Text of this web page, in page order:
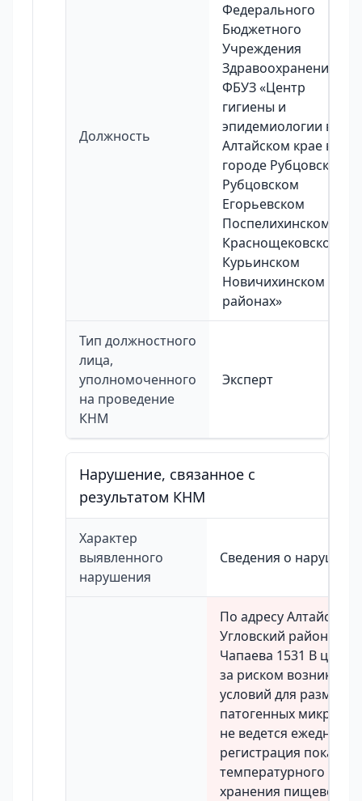
Должность
Федерального
Бюджетного
Учреждения
Здравоохранения
ФБУЗ «Центр
гигиены и
эпидемиологии в
Алтайском крае в
городе Рубцовске
Рубцовском
Егорьевском
Поспелихинском
Краснощековском
Курьинском
Новичихинском
районах»
Тип должностного
лица,
уполномоченного
на проведение
КНМ
Эксперт
Нарушение, связанное с
результатом КНМ
Характер
выявленного
нарушения
Сведения о
По адресу Алтайский
Угловский район с
Чапаева 1531 В целях
за риском
условий для
патогенных
не ведется
регистрация
температурного
хранения пищевой